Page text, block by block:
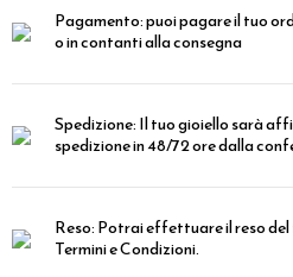
Pagamento:puoi pagare il tuo
o in contanti alla consegna
Spedizione:Il tuo gioiello sarà
spedizione in 48/72 ore dalla
Reso:Potrai effettuare il reso
Termini e Condizioni.